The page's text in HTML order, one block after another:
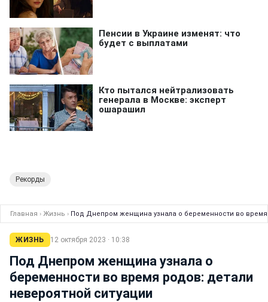
Рекорды
Главная › Жизнь › Под Днепром женщина узнала о беременности во время
ЖИЗНЬ 12 октября 2023 · 10:38
Под Днепром женщина узнала о
беременности во время родов: детали
невероятной ситуации